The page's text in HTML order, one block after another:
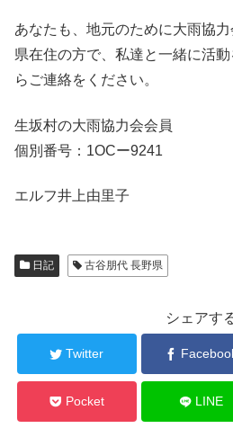
あなたも、地元のために大雨協
県在住の方で、私達と一緒に活
らご連絡をください。
生坂村の大雨協力会会員
個別番号：1OCー9241
エルフ井上由里子
日記 古谷朋代 長野県
シェアす
Twitter
Pocket LINE